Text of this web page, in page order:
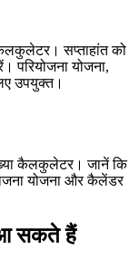
सप्ताहांत को
परियोजना योजना,
उपयुक्त।
कैलकुलेटर। जानें कि
योजना और कैलेंडर
सकते हैं